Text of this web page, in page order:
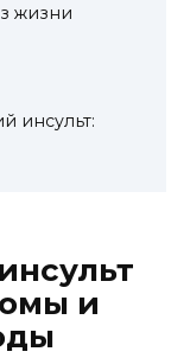
жизни
инсульт:
и